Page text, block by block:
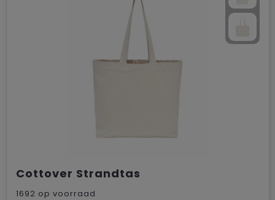
Cottover Strandtas
1692 op voorraad